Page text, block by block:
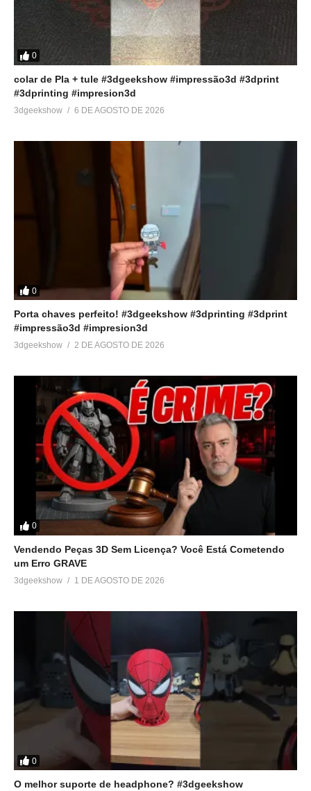
Veja no youtube
(Visited 222 times, 1 visits today)
Relacionado
Batman?
ACABAMENTO e PINTURA
Em "Cosplay"
Ep05 – CORTAR MODELOS
QUALQUER IMPRESSORA
19 de fevereiro de 2022
Em "Cosplay"
0
colar de Pla + tule #3dgeekshow #impressão3d #3dprint
#3dprinting #impresion3d
3dgeekshow 6 DE AGOSTO DE 2026
0
Porta chaves perfeito! #3dgeekshow #3dprinting #3dprint
#impressão3d #impresion3d
3dgeekshow 2 DE AGOSTO DE 2026
0
Vendendo Peças 3D Sem Licença? Você Está Cometendo
um Erro GRAVE
3dgeekshow 1 DE AGOSTO DE 2026
0
O melhor suporte de headphone? #3dgeekshow